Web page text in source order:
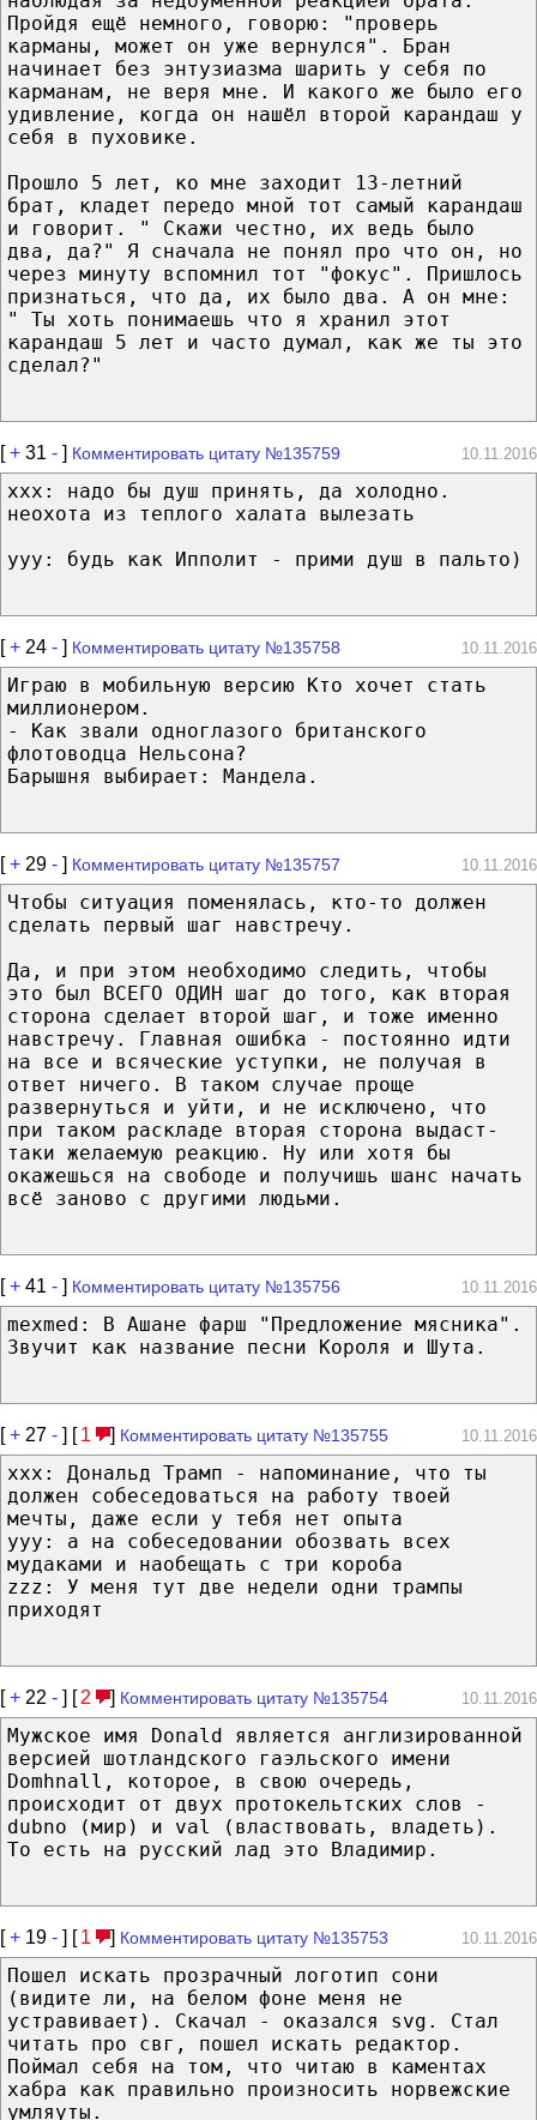
Пройдя ещё немного, говорю: "проверь
карманы, может он уже вернулся". Бран
начинает без энтузиазма шарить у себя по
карманам, не веря мне. И какого же было его
удивление, когда он нашёл второй карандаш у
себя в пуховике.
Прошло 5 лет, ко мне заходит 13-летний
брат, кладет передо мной тот самый карандаш
и говорит. " Скажи честно, их ведь было
два, да?" Я сначала не понял про что он, но
через минуту вспомнил тот "фокус". Пришлось
признаться, что да, их было два. А он мне:
" Ты хоть понимаешь что я хранил этот
карандаш 5 лет и часто думал, как же ты это
сделал?"
[+ 31 - ] Комментировать цитату №135759 10.11.2016
xxx: надо бы душ принять, да холодно.
неохота из теплого халата вылезать
yyy: будь как Ипполит - прими душ в пальто)
[+ 24 - ] Комментировать цитату №135758 10.11.2016
Играю в мобильную версию Кто хочет стать
миллионером.
- Как звали одноглазого британского
флотоводца Нельсона?
Барышня выбирает: Мандела.
[+ 29 - ] Комментировать цитату №135757 10.11.2016
Чтобы ситуация поменялась, кто-то должен
сделать первый шаг навстречу.
Да, и при этом необходимо следить, чтобы
это был ВСЕГО ОДИН шаг до того, как вторая
сторона сделает второй шаг, и тоже именно
навстречу. Главная ошибка - постоянно идти
на все и всяческие уступки, не получая в
ответ ничего. В таком случае проще
развернуться и уйти, и не исключено, что
при таком раскладе вторая сторона выдаст-
таки желаемую реакцию. Ну или хотя бы
окажешься на свободе и получишь шанс начать
всё заново с другими людьми.
[+ 41 - ] Комментировать цитату №135756 10.11.2016
mexmed: В Ашане фарш "Предложение мясника".
Звучит как название песни Короля и Шута.
[+ 27 - ] [ 1 ] Комментировать цитату №135755 10.11.2016
xxx: Дональд Трамп - напоминание, что ты
должен собеседоваться на работу твоей
мечты, даже если у тебя нет опыта
yyy: а на собеседовании обозвать всех
мудаками и наобещать с три короба
zzz: У меня тут две недели одни трампы
приходят
[+ 22 - ] [ 2 ] Комментировать цитату №135754 10.11.2016
Мужское имя Donald является англизированной
версией шотландского гаэльского имени
Domhnall, которое, в свою очередь,
происходит от двух протокельтских слов -
dubno (мир) и val (властвовать, владеть).
То есть на русский лад это Владимир.
[+ 19 - ] [ 1 ] Комментировать цитату №135753 10.11.2016
Пошел искать прозрачный логотип сони
(видите ли, на белом фоне меня не
устравивает). Скачал - оказался svg. Стал
читать про свг, пошел искать редактор.
Поймал себя на том, что читаю в каментах
хабра как правильно произносить норвежские
умляуты.